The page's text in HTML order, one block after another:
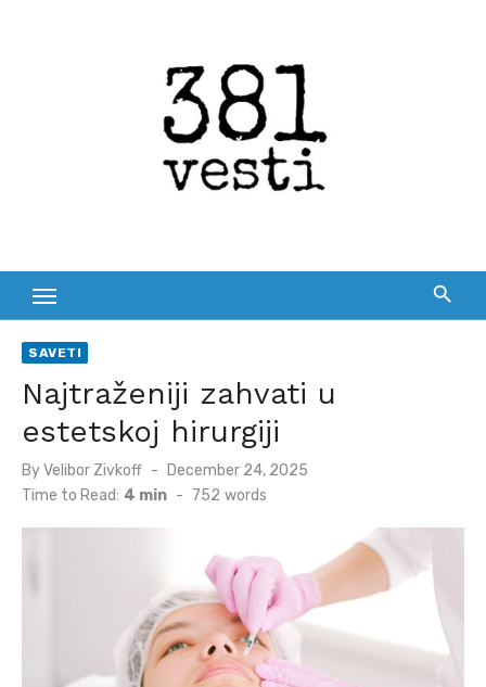
SAVETI
Najtraženiji zahvati u
estetskoj hirurgiji
ByVelibor Zivkoff
Posted
December 24, 2025
Time to Read: 4 min - 752 words